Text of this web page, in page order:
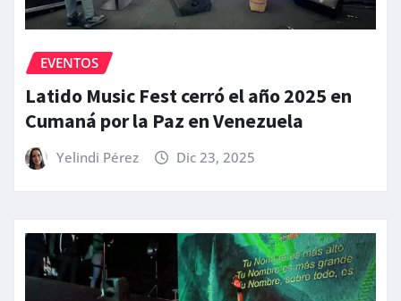
EVENTOS
Latido Music Fest cerró el año 2025 en
Cumaná por la Paz en Venezuela
Yelindi Pérez Dic 23, 2025